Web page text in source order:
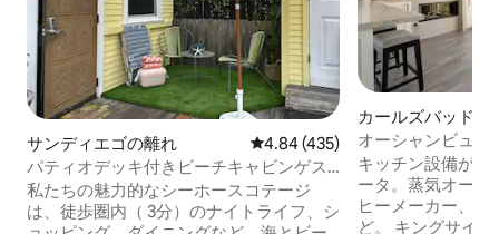
サンディエゴの離れ レビュー435件、5つ星中4.84つ
4.84 (435)
パティオデッキ付きビーチキャビンゲス
トハウス
私たちの魅力的なシーホースコテージ
は、徒歩圏内（ 3分）のナイトライフ、シ
カールズバッドの
イート
オーシャンビュー
しい豪華なカシー
キッチン設備がす
ータ。蒸気オーブ
ヒーメーカー、
ど。 キングサイズベッドを備えた寝室1室